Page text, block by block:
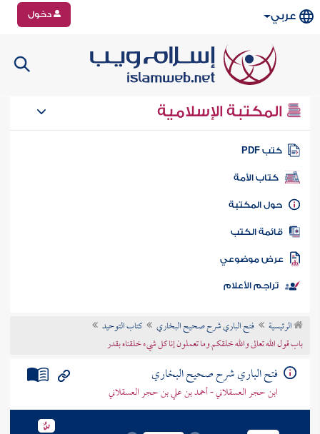
عربي دخول
المكتبة الإسلامية
كتب PDF
كتاب الأمة
المكتبة
الكتب
موضوعي
تراجم الأعلام
الرئيسية فتح الباري شرح صحيح البخاري
كتاب التوحيد
باب قول الله تعالى والله خلقكم وما تعملون إنا كل شيء خلقناه بقدر
فتح الباري شرح صحيح البخاري
ابن حجر العسقلاني - أحمد بن علي بن حجر العسقلاني